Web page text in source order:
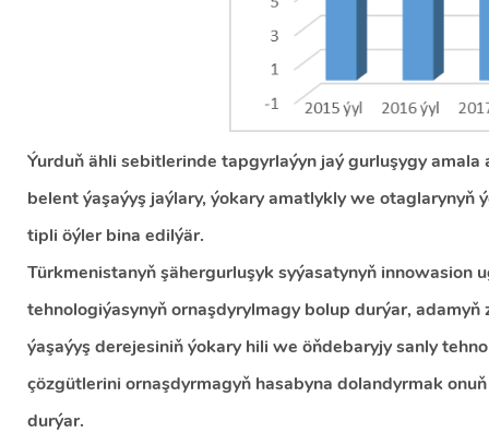
Ýurduň ähli sebitlerinde tapgyrlaýyn jaý gurluşygy amala
belent ýaşaýyş jaýlary, ýokary amatlykly we
tipli öýler bina edilýär.
Türkmenistanyň şähergurluşyk syýasatynyň innowasion
tehnologiýasynyň ornaşdyrylmagy bolup durýar,
ýaşaýyş derejesiniň ýokary hili we öňdebaryjy sanly
çözgütlerini ornaşdyrmagyň hasabyna dolandyrmak
durýar.